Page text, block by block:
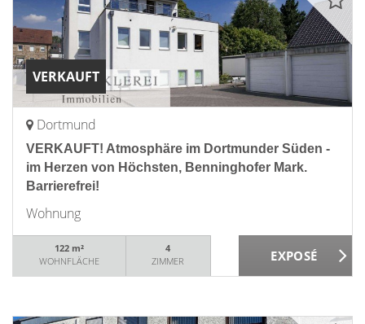
VERKAUFT
Dortmund
VERKAUFT! Atmosphäre im Dortmunder Süden -
im Herzen von Höchsten, Benninghofer Mark.
Barrierefrei!
Wohnung
122 m²
WOHNFLÄCHE
4
ZIMMER